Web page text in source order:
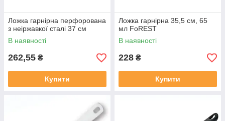
Ложка гарнірна перфорована
з неіржавкої сталі 37 см
В наявності
262,55 ₴
Купити
Ложка гарнірна 35,5 см, 65
мл FoREST
В наявності
228 ₴
Купити